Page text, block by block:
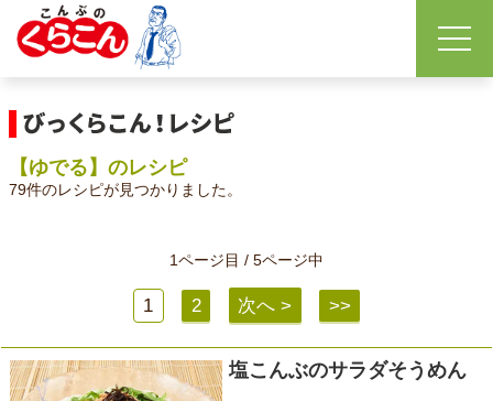
【ゆでる】のレシピ
79件のレシピが見つかりました。
1ページ目 / 5ページ中
1 2 次へ > >>
塩こんぶのサラダそうめん